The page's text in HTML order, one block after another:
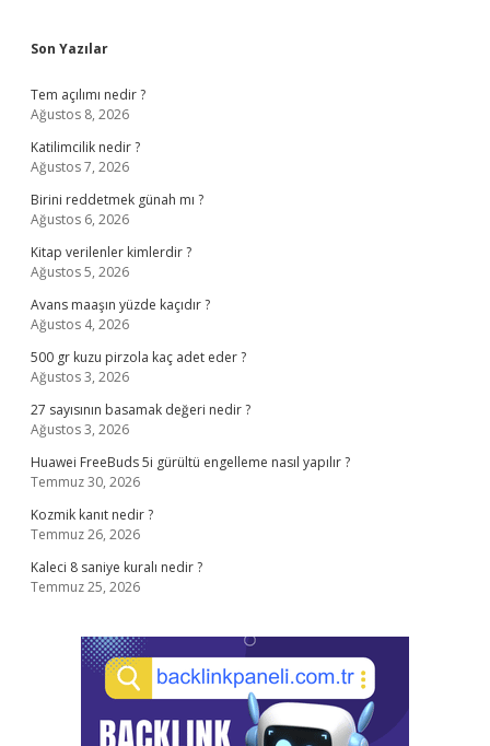
Sidebar
Son Yazılar
Tem açılımı nedir ?
Ağustos 8, 2026
Katilimcilik nedir ?
Ağustos 7, 2026
Birini reddetmek günah mı ?
Ağustos 6, 2026
Kitap verilenler kimlerdir ?
Ağustos 5, 2026
Avans maaşın yüzde kaçıdır ?
Ağustos 4, 2026
500 gr kuzu pirzola kaç adet eder ?
Ağustos 3, 2026
27 sayısının basamak değeri nedir ?
Ağustos 3, 2026
Huawei FreeBuds 5i gürültü engelleme nasıl yapılır ?
Temmuz 30, 2026
Kozmik kanıt nedir ?
Temmuz 26, 2026
Kaleci 8 saniye kuralı nedir ?
Temmuz 25, 2026